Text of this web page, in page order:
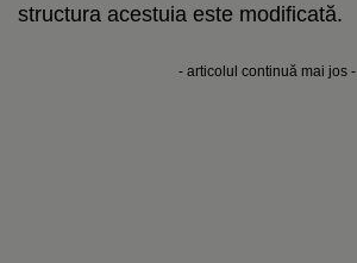
structura acestuia este modificată.
- articolul continuă mai jos -